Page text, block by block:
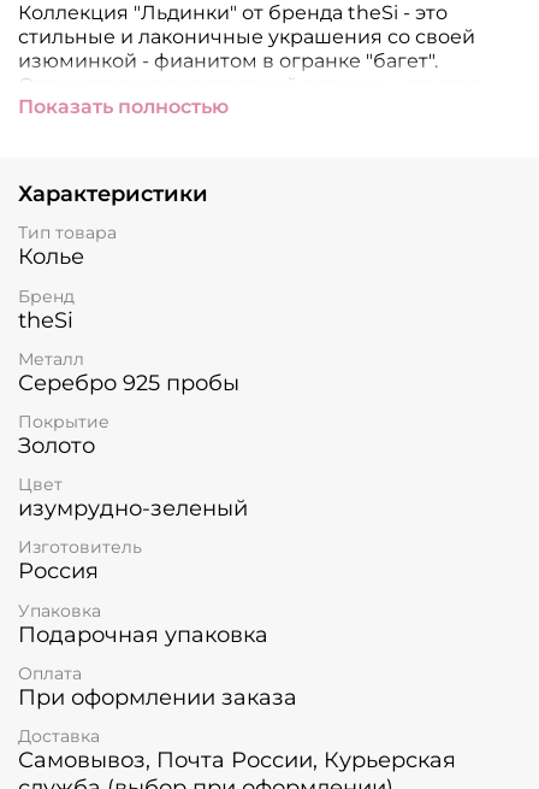
Коллекция "Льдинки" от бренда theSi - это
стильные и лаконичные украшения со своей
изюминкой - фианитом в огранке "багет".
Отличительная черта такой огранки - строгая
прямоугольная форма и красивое преломление
станет идеальным дополнением любого образа
идобавит ему особого шарма, позолота
подчеркнет женственность и элегантность, а
композиции и привлечет к себе все внимание.
серебра 925 пробы и покрыто позолотой. Размер
колье регулируется от 35 до 40 см.
подвески 4мм х 6мм.
Показать полностью
Характеристики
Тип товара
Колье
Бренд
theSi
Металл
Серебро 925 пробы
Покрытие
Золото
Цвет
изумрудно-зеленый
Изготовитель
Россия
Упаковка
Подарочная упаковка
Оплата
При оформлении заказа
Доставка
Самовывоз, Почта России, Курьерская